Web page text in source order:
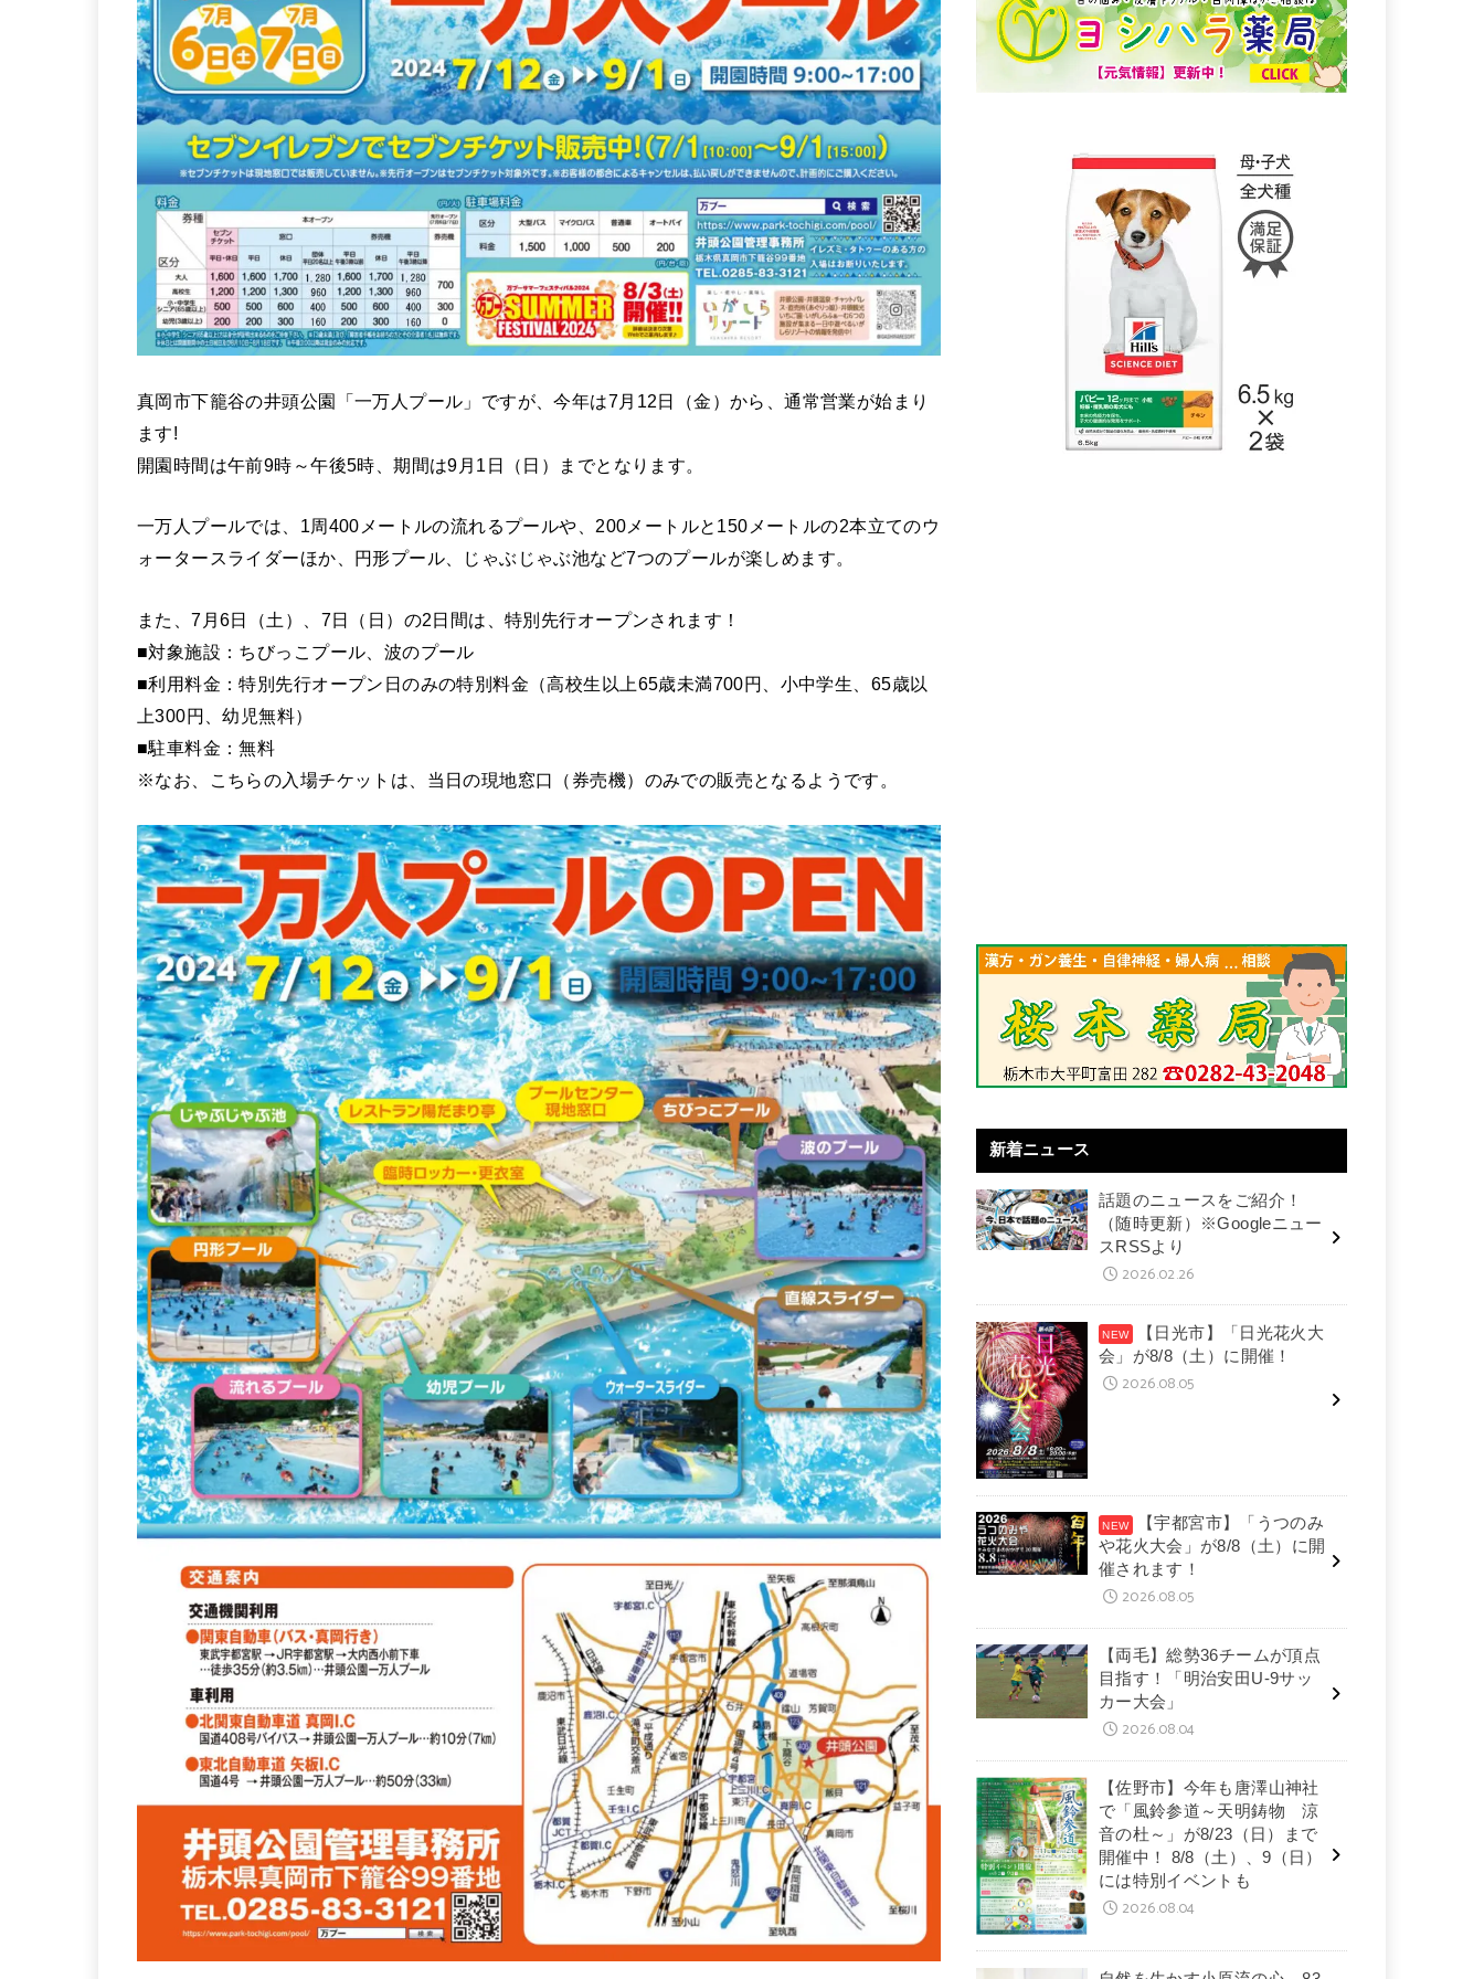
真岡市下籠谷の井頭公園「一万人プール」ですが、今年は7月12日（金）から、通常営業が始まり
ます!
開園時間は午前9時～午後5時、期間は9月1日（日）までとなります。
一万人プールでは、1周400メートルの流れるプールや、200メートルと150メートルの2本立てのウ
ォータースライダーほか、円形プール、じゃぶじゃぶ池など7つのプールが楽しめます。
また、7月6日（土）、7日（日）の2日間は、特別先行オープンされます！
■対象施設：ちびっこプール、波のプール
■利用料金：特別先行オープン日のみの特別料金（高校生以上65歳未満700円、小中学生、65歳以
上300円、幼児無料）
■駐車料金：無料
※なお、こちらの入場チケットは、当日の現地窓口（券売機）のみでの販売となるようです。
新着ニュース
話題のニュースをご紹介！
（随時更新）※Googleニュー
スRSSより
2026.02.26
【日光市】「日光花火大
会」が8/8（土）に開催！
2026.08.05
【宇都宮市】「うつのみ
や花火大会」が8/8（土）に開
催されます！
2026.08.05
【両毛】総勢36チームが頂点
目指す！「明治安田U-9サッ
カー大会」
2026.08.04
【佐野市】今年も唐澤山神社
で「風鈴参道～天明鋳物 涼
音の杜～」が8/23（日）まで
開催中！ 8/8（土）、9（日）
には特別イベントも
2026.08.04